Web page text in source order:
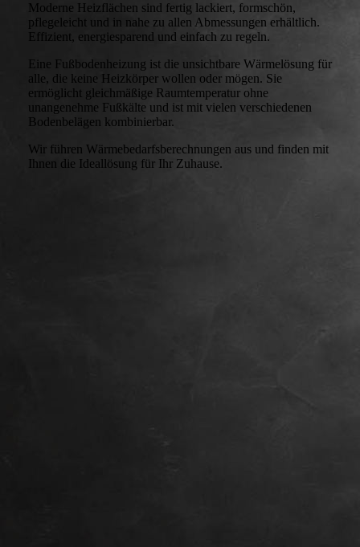
Moderne Heizflächen sind fertig lackiert, formschön,
pflegeleicht und in nahe zu allen Abmessungen erhältlich.
Effizient, energiesparend und einfach zu regeln.
Eine Fußbodenheizung ist die unsichtbare Wärmelösung für
alle, die keine Heizkörper wollen oder mögen. Sie
ermöglicht gleichmäßige Raumtemperatur ohne
unangenehme Fußkälte und ist mit vielen verschiedenen
Bodenbelägen kombinierbar.
Wir führen Wärmebedarfsberechnungen aus und finden mit
Ihnen die Ideallösung für Ihr Zuhause.